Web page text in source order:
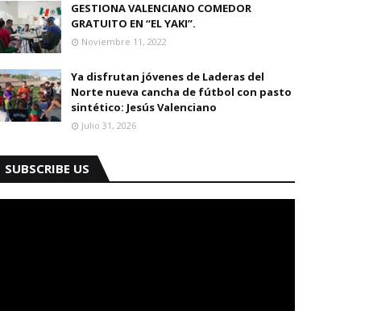
GESTIONA VALENCIANO COMEDOR
GRATUITO EN “EL YAKI”.
Noviembre 11, 2022
Ya disfrutan jóvenes de Laderas del
Norte nueva cancha de fútbol con pasto
sintético: Jesús Valenciano
Julio 31, 2026
SUBSCRIBE US